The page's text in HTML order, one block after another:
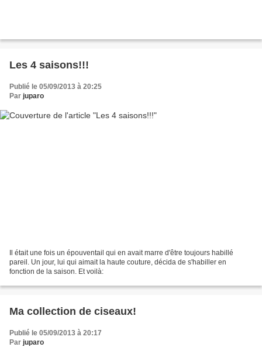
Les 4 saisons!!!
Publié le 05/09/2013 à 20:25
Par juparo
Il était une fois un épouventail qui en avait marre d'être toujours habillé
pareil. Un jour, lui qui aimait la haute couture, décida de s'habiller en
fonction de la saison. Et voilà:
Ma collection de ciseaux!
Publié le 05/09/2013 à 20:17
Par juparo